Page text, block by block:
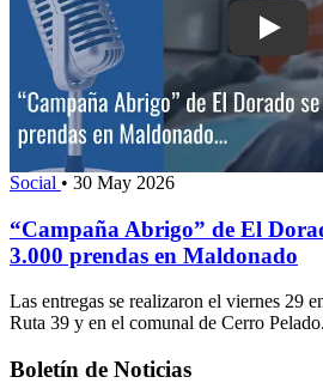
Play:
Social • 30 May 2026
“Campaña Abrigo” de El
3.000 prendas en Maldonado
Las entregas se realizaron el viernes 29
Ruta 39 y en el comunal de Cerro Pelado.
Boletín de Noticias